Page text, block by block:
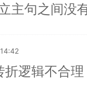
主句之间没
逻辑不合理